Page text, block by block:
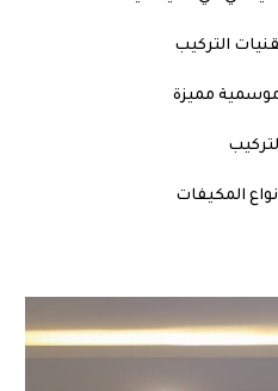
التركيب
مميزة
المكيفات